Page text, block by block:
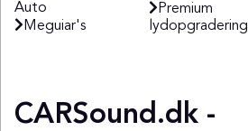
Auto
Meguiar's
Premium
lydopgradering
CARSound.dk -